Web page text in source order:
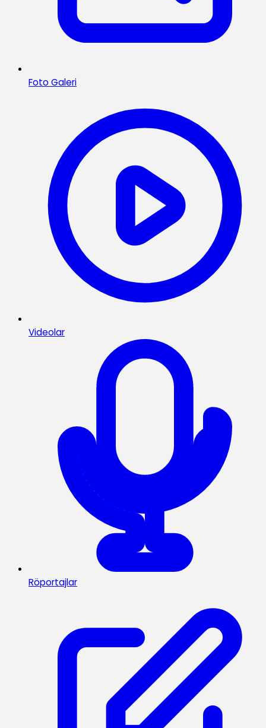
Foto Galeri
Videolar
Röportajlar